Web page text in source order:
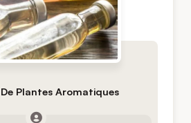
Plantes Aromatiques